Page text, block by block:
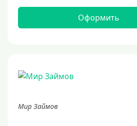
Оформить
Мир Займов